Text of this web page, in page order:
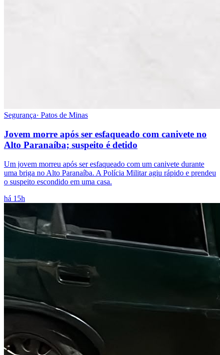
Segurança· Patos de Minas
Jovem morre após ser esfaqueado com canivete no
Alto Paranaíba; suspeito é detido
Um jovem morreu após ser esfaqueado com um canivete durante
uma briga no Alto Paranaíba. A Polícia Militar agiu rápido e prendeu
o suspeito escondido em uma casa.
há 15h